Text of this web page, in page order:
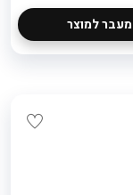
מעבר למוצר